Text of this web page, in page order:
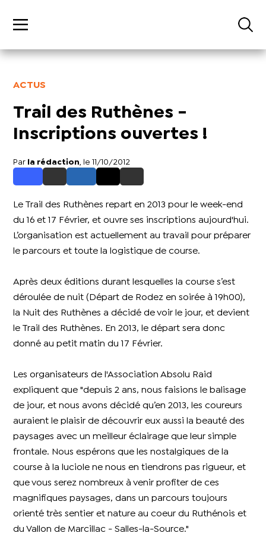
ACTUS
Trail des Ruthènes -
Inscriptions ouvertes !
Par la rédaction , le 11/10/2012
Le Trail des Ruthènes repart en 2013 pour le week-end
du 16 et 17 Février, et ouvre ses inscriptions aujourd'hui.
L’organisation est actuellement au travail pour préparer
le parcours et toute la logistique de course.
Après deux éditions durant lesquelles la course s’est
déroulée de nuit (Départ de Rodez en soirée à 19h00),
la Nuit des Ruthènes a décidé de voir le jour, et devient
le Trail des Ruthènes. En 2013, le départ sera donc
donné au petit matin du 17 Février.
Les organisateurs de l'Association Absolu Raid
expliquent que "depuis 2 ans, nous faisions le balisage
de jour, et nous avons décidé qu’en 2013, les coureurs
auraient le plaisir de découvrir eux aussi la beauté des
paysages avec un meilleur éclairage que leur simple
frontale. Nous espérons que les nostalgiques de la
course à la luciole ne nous en tiendrons pas rigueur, et
que vous serez nombreux à venir profiter de ces
magnifiques paysages, dans un parcours toujours
orienté très sentier et nature au coeur du Ruthénois et
du Vallon de Marcillac - Salles-la-Source."